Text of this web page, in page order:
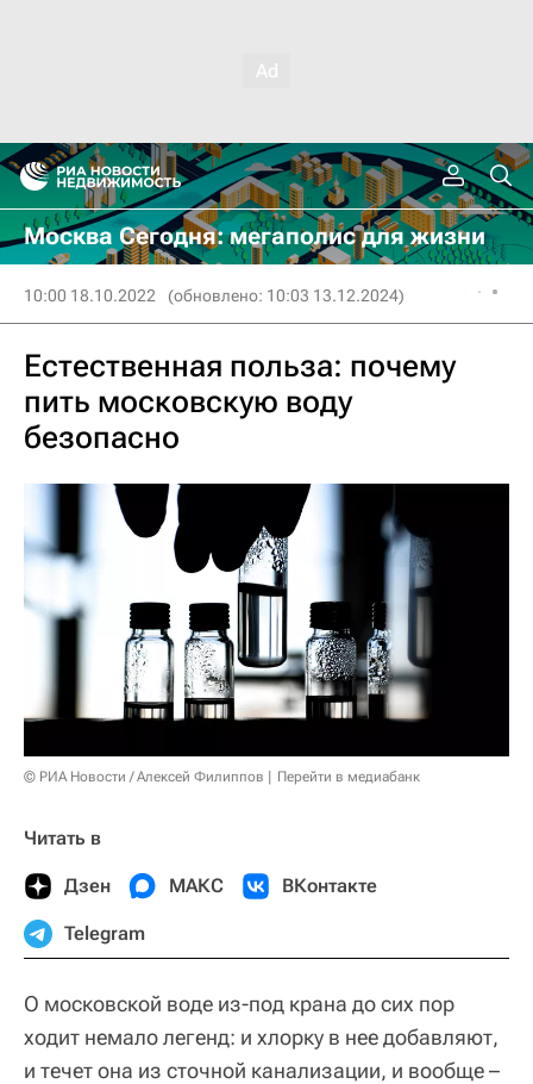
Москва Сегодня: мегаполис для жизни
10:00 18.10.2022 (обновлено: 10:03 13.12.2024)
Естественная польза: почему
пить московскую воду
безопасно
© РИА Новости / Алексей Филиппов Перейти в медиабанк
Читать в
Дзен МАКС ВКонтакте
Telegram
О московской воде из-под крана до сих пор
ходит немало легенд: и хлорку в нее добавляют,
и течет она из сточной канализации, и вообще –